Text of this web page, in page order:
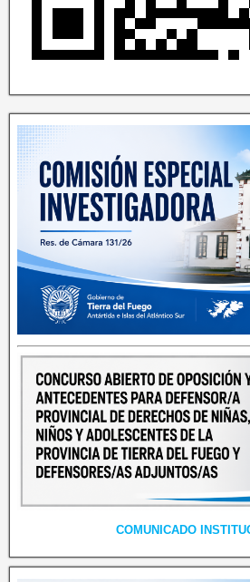
COMUNICADO